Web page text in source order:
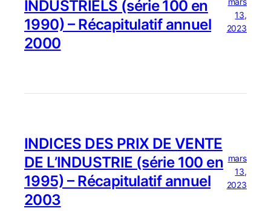
INDUSTRIELS (série 100 en
1990) – Récapitulatif annuel
2000
13,
2023
INDICES DES PRIX DE VENTE
DE L’INDUSTRIE (série 100 en
1995) – Récapitulatif annuel
2003
mars
13,
2023